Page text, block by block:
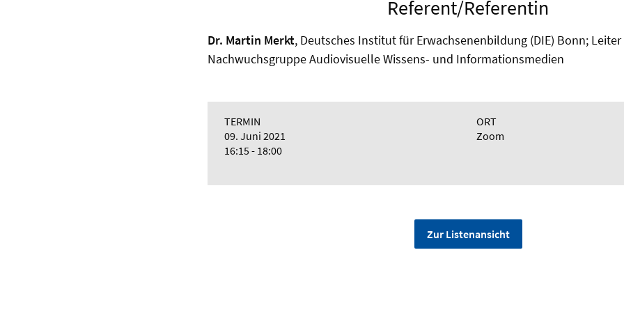
Referent/Referentin
Dr. Martin Merkt, Deutsches Institut für Erwachsenenbildung (DIE) Bonn;
Nachwuchsgruppe Audiovisuelle Wissens- und Informationsmedien
TERMIN
09. Juni 2021
16:15 - 18:00
ORT
Zoom
Zur Listenansicht